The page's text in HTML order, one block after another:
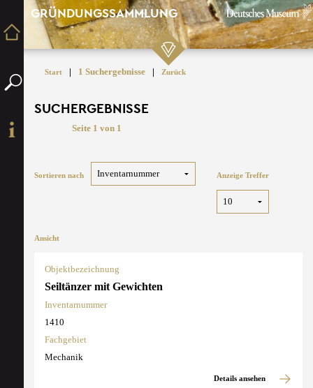
GRÜNDUNGSSAMMLUNG
Start | 1 Suchergebnisse | Zurück
SUCHERGEBNISSE
Seite 1 von 1
Sortieren nach Anzeige Treffer
Ansicht
Objektbezeichnung
Seiltänzer mit Gewichten
Inventarnummer
1410
Fachgebiet
Mechanik
Details ansehen